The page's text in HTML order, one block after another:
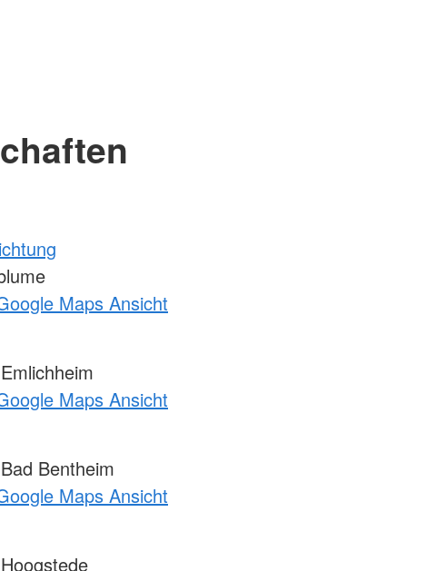
Maps Ansicht
Maps Ansicht
Bentheim
Maps Ansicht